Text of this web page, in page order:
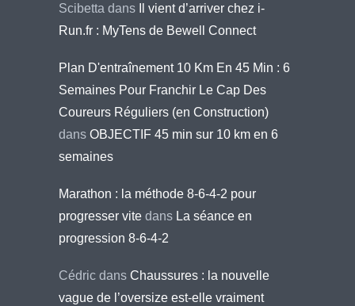
Scibetta dans
Il vient d’arriver chez i-
Run.fr : MyTens de Bewell Connect
Plan D'entraînement 10 Km En 45 Min : 6
Semaines Pour Franchir Le Cap Des
Coureurs Réguliers (en Construction)
dans OBJECTIF 45 min sur 10 km en 6
semaines
Marathon : la méthode 8-6-4-2 pour
progresser vite dans La séance en
progression 8-6-4-2
Cédric dans Chaussures : la nouvelle
vague de l’oversize est-elle vraiment